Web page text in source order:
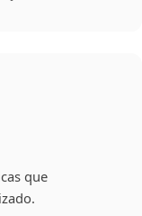
que